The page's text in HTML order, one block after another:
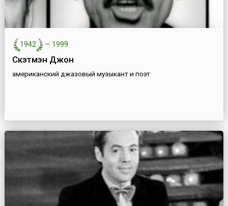
1942 — 1999
Скэтмэн Джон
американский джазовый музыкант и поэт